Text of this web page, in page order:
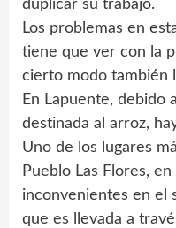
duplicar su trabajo.
Los problemas en
tiene que ver con la
cierto modo también
En Lapuente, debido
destinada al arroz,
Uno de los lugares
Pueblo Las Flores,
inconvenientes en el
que es llevada a